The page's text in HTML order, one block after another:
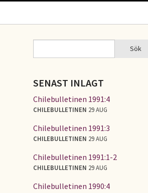
SÖKFORMULÄR Sök
SENAST INLAGT
Chilebulletinen 1991:4
CHILEBULLETINEN 29 AUG
Chilebulletinen 1991:3
CHILEBULLETINEN 29 AUG
Chilebulletinen 1991:1-2
CHILEBULLETINEN 29 AUG
Chilebulletinen 1990:4